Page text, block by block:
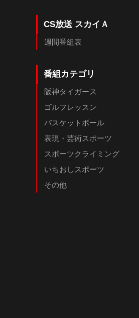
CS放送 スカイＡ
週間番組表
番組カテゴリ
阪神タイガース
ゴルフレッスン
バスケットボール
表現・芸術スポーツ
スポーツクライミング
いちおしスポーツ
その他